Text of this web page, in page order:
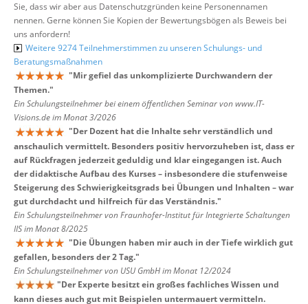
Sie, dass wir aber aus Datenschutzgründen keine Personennamen
nennen. Gerne können Sie Kopien der Bewertungsbögen als Beweis bei
uns anfordern!
Weitere 9274 Teilnehmerstimmen zu unseren Schulungs- und
Beratungsmaßnahmen
"Mir gefiel das unkomplizierte Durchwandern der
Themen."
Ein Schulungsteilnehmer bei einem öffentlichen Seminar von www.IT-
Visions.de im Monat 3/2026
"Der Dozent hat die Inhalte sehr verständlich und
anschaulich vermittelt. Besonders positiv hervorzuheben ist, dass er
auf Rückfragen jederzeit geduldig und klar eingegangen ist. Auch
der didaktische Aufbau des Kurses – insbesondere die stufenweise
Steigerung des Schwierigkeitsgrads bei Übungen und Inhalten – war
gut durchdacht und hilfreich für das Verständnis."
Ein Schulungsteilnehmer von Fraunhofer-Institut für Integrierte Schaltungen
IIS im Monat 8/2025
"Die Übungen haben mir auch in der Tiefe wirklich gut
gefallen, besonders der 2 Tag."
Ein Schulungsteilnehmer von USU GmbH im Monat 12/2024
"Der Experte besitzt ein großes fachliches Wissen und
kann dieses auch gut mit Beispielen untermauert vermitteln.